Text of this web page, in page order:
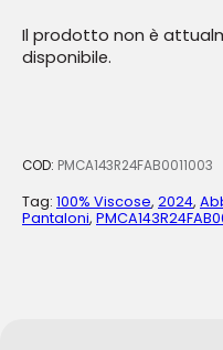
Il prodotto non è
disponibile.
COD: PMCA143R24FAB0011003
Tag: 100% Viscose, 2024,
Pantaloni,